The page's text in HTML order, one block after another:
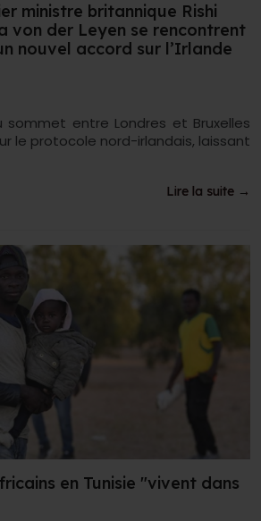
ministre britannique Rishi
von der Leyen se rencontrent
nouvel accord sur l’Irlande
sommet entre Londres et Bruxelles
le protocole nord-irlandais, laissant
Lire la suite →
en Tunisie "vivent dans